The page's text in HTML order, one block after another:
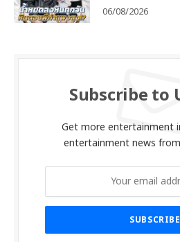
06/08/2026
Subscribe to
Get more entertainment
entertainment news